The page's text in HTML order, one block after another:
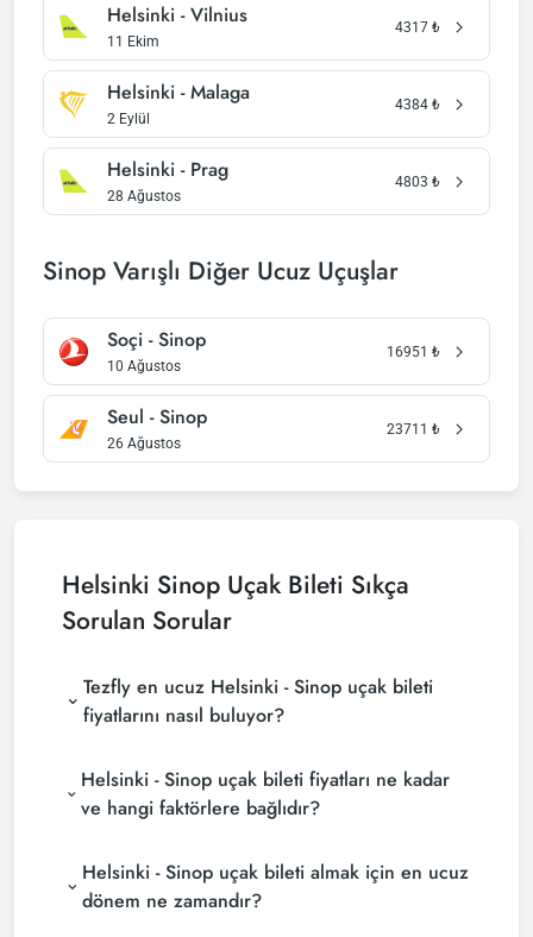
Helsinki - Vilnius
11 Ekim
4317 ₺
Helsinki - Malaga
2 Eylül
4384 ₺
Helsinki - Prag
28 Ağustos
4803 ₺
Sinop Varışlı Diğer Ucuz Uçuşlar
Soçi - Sinop
10 Ağustos
16951 ₺
Seul - Sinop
26 Ağustos
23711 ₺
Helsinki Sinop Uçak Bileti Sıkça
Sorulan Sorular
Tezfly en ucuz Helsinki - Sinop uçak bileti
fiyatlarını nasıl buluyor?
bulmak için tur operatörleri, büyük rezervasyon
siteleri (konsolidatörler) ve yüzlerce havayolu
sitesini aramaktadır. Tezfly sitesinde yapacağın tek
Helsinki - Sinop uçak biletlerini bulup karşılaştırabilir
ve un uygun biletini seçebilirsin.
Helsinki - Sinop uçak bileti fiyatları ne kadar
ve hangi faktörlere bağlıdır?
şirketine, seyahat tarihlerinize, bilet sınıfınıza ve
rezervasyon yapılan döneme göre değişiklik
Helsinki - Sinop uçak bileti almak için en ucuz
dönem ne zamandır?